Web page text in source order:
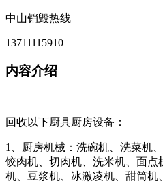
中山销毁热线
13711115910
内容介绍
回收以下厨具厨房设备：
1、厨房机械：洗碗机、洗菜机
饺肉机、切肉机、洗米机、面
机、豆浆机、冰激凌机、甜筒机